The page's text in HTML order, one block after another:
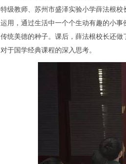
特级教师、苏州市盛泽实验小学薛法根
运用，通过生活中一个个生动有趣的小
传统美德的种子。课后，薛法根校长还
对于国学经典课程的深入思考。